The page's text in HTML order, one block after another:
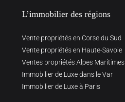
L’immobilier des régions
Vente propriétés en Corse du Sud
Vente propriétés en Haute-Savoie
Ventes propriétés Alpes Maritimes
Immobilier de Luxe dans le Var
Immobilier de Luxe à Paris